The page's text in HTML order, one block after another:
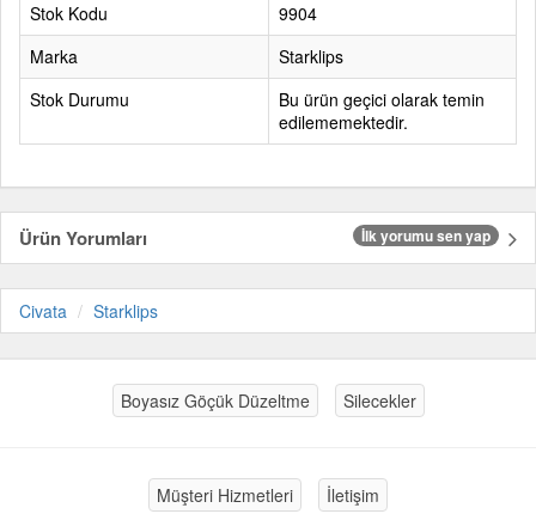
Stok Kodu
9904
Marka
Starklips
Stok Durumu
Bu ürün geçici olarak temin
edilememektedir.
Ürün Yorumları İlk yorumu sen yap
Civata Starklips
Boyasız Göçük Düzeltme Silecekler
Müşteri Hizmetleri İletişim